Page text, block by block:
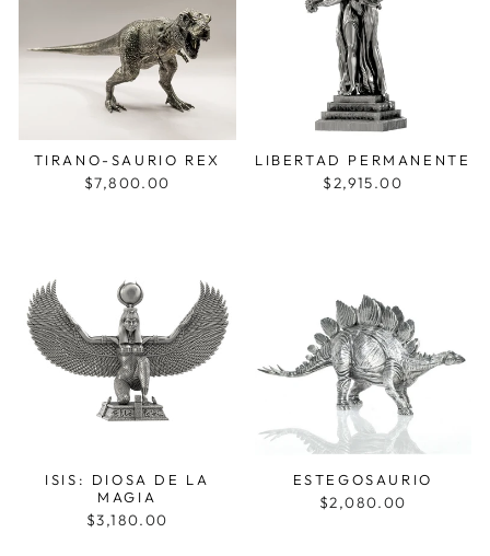
TIRANO-SAURIO REX
$7,800.00
LIBERTAD PERMANENTE
$2,915.00
ISIS: DIOSA DE LA
MAGIA
$3,180.00
ESTEGOSAURIO
$2,080.00